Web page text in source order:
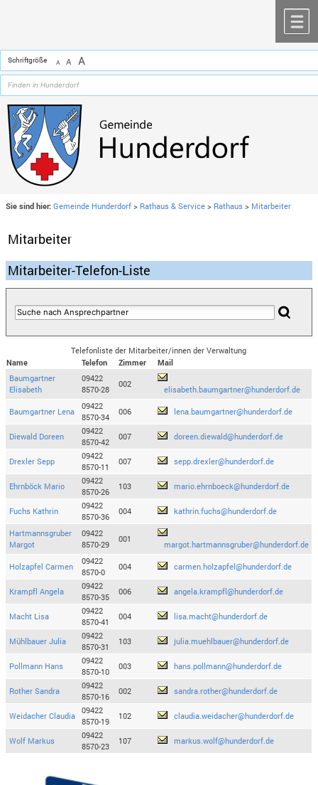
Schriftgröße A A A
Sie sind hier: Gemeinde Hunderdorf > Rathaus & Service > Rathaus > Mitarbeiter
Mitarbeiter
Mitarbeiter-Telefon-Liste
Telefonliste der Mitarbeiter/innen der Verwaltung
Name
Telefon Zimmer
Mail
Baumgartner
Elisabeth
09422
8570-28
002
elisabeth.baumgartner@hunderdorf.de
Baumgartner Lena
09422
8570-34
006 lena.baumgartner@hunderdorf.de
Diewald Doreen
09422
8570-42
007 doreen.diewald@hunderdorf.de
Drexler Sepp
09422
8570-11
007 sepp.drexler@hunderdorf.de
Ehrnböck Mario
09422
8570-26
103 mario.ehrnboeck@hunderdorf.de
Fuchs Kathrin
09422
8570-36
004 kathrin.fuchs@hunderdorf.de
Hartmannsgruber
Margot
09422
8570-29
001
margot.hartmannsgruber@hunderdorf.de
Holzapfel Carmen
09422
8570-0
004 carmen.holzapfel@hunderdorf.de
Krampfl Angela
09422
8570-35
006 angela.krampfl@hunderdorf.de
Macht Lisa
09422
8570-41
004 lisa.macht@hunderdorf.de
Mühlbauer Julia
09422
8570-31
103 julia.muehlbauer@hunderdorf.de
Pollmann Hans
09422
8570-10
003 hans.pollmann@hunderdorf.de
Rother Sandra
09422
8570-16
002 sandra.rother@hunderdorf.de
Weidacher Claudia
09422
8570-19
102 claudia.weidacher@hunderdorf.de
Wolf Markus
09422
8570-23
107 markus.wolf@hunderdorf.de